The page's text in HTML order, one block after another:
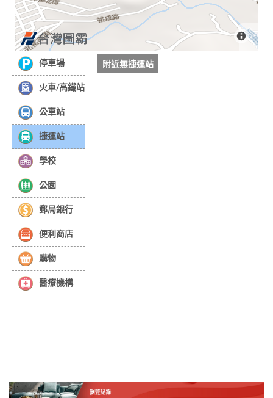
停車場
火車/高鐵站
公車站
捷運站
學校
公園
郵局銀行
便利商店
購物
醫療機構
附近無捷運站